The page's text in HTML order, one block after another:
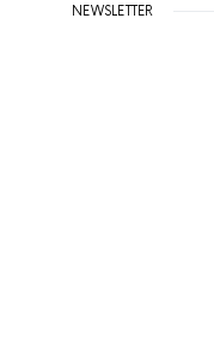
NEWSLETTER